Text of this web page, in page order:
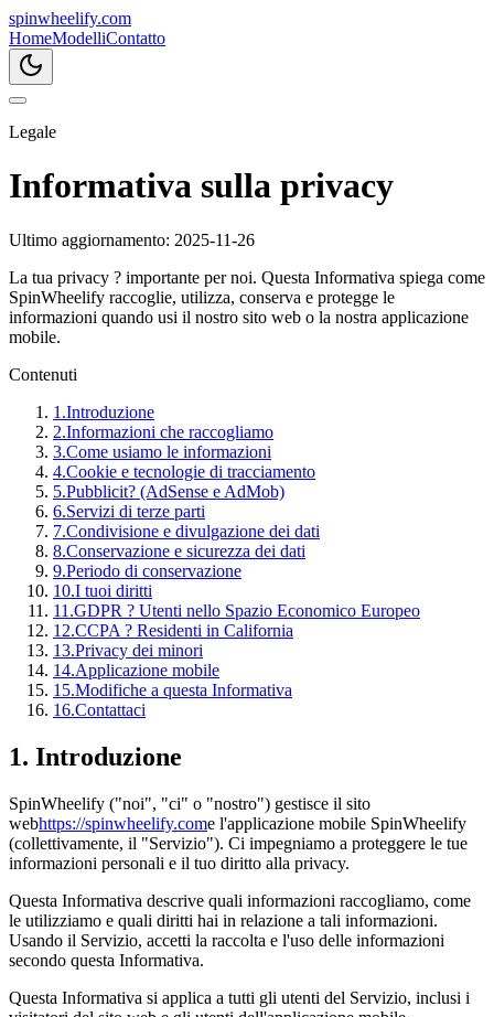
spinwheelify.com
HomeModelliContatto
Legale
Informativa sulla privacy
Ultimo aggiornamento: 2025-11-26
La tua privacy ? importante per noi. Questa Informativa spiega come
SpinWheelify raccoglie, utilizza, conserva e protegge le
informazioni quando usi il nostro sito web o la nostra applicazione
mobile.
Contenuti
1 .Introduzione
2.Informazioni che raccogliamo
3.Come usiamo le informazioni
4.Cookie e tecnologie di tracciamento
5.Pubblicit? (AdSense e AdMob)
6.Servizi di terze parti
7.Condivisione e divulgazione dei dati
8.Conservazione e sicurezza dei dati
9.Periodo di conservazione
10.I tuoi diritti
11 .GDPR ? Utenti nello Spazio Economico Europeo
12.CCPA ? Residenti in California
13.Privacy dei minori
14.Applicazione mobile
15.Modifiche a questa Informativa
16.Contattaci
1. Introduzione
SpinWheelify ("noi", "ci" o "nostro") gestisce il sito
webhttps://spinwheelify.come l'applicazione mobile SpinWheelify
(collettivamente, il "Servizio"). Ci impegniamo a proteggere le tue
informazioni personali e il tuo diritto alla privacy.
Questa Informativa descrive quali informazioni raccogliamo, come
le utilizziamo e quali diritti hai in relazione a tali informazioni.
Usando il Servizio, accetti la raccolta e l'uso delle informazioni
secondo questa Informativa.
Questa Informativa si applica a tutti gli utenti del Servizio, inclusi i